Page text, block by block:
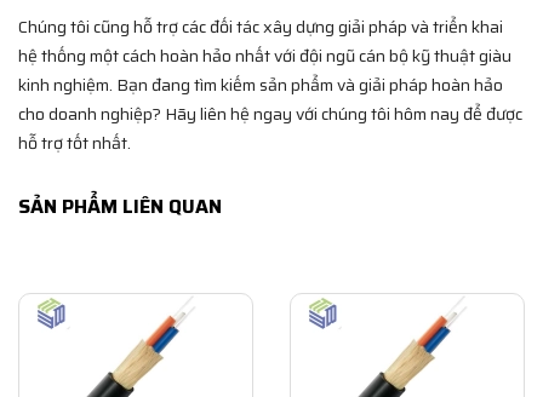
Chúng tôi cũng hỗ trợ các đối tác xây dựng giải pháp và triển khai
hệ thống một cách hoàn hảo nhất với đội ngũ cán bộ kỹ thuật giàu
kinh nghiệm. Bạn đang tìm kiếm sản phẩm và giải pháp hoàn hảo
cho doanh nghiệp? Hãy liên hệ ngay với chúng tôi hôm nay để được
hỗ trợ tốt nhất.
SẢN PHẨM LIÊN QUAN